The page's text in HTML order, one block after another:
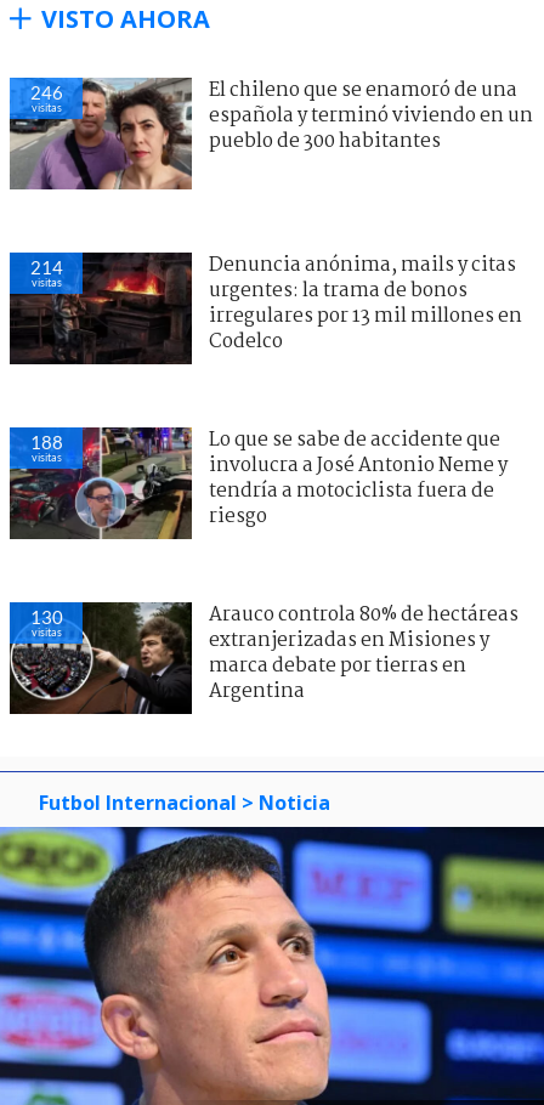
VISTO AHORA
246
visitas
El chileno que se enamoró de una
española y terminó viviendo en un
pueblo de 300 habitantes
214
visitas
Denuncia anónima, mails y citas
urgentes: la trama de bonos
irregulares por 13 mil millones en
Codelco
188
visitas
Lo que se sabe de accidente que
involucra a José Antonio Neme y
tendría a motociclista fuera de
riesgo
130
visitas
Arauco controla 80% de hectáreas
extranjerizadas en Misiones y
marca debate por tierras en
Argentina
Futbol Internacional > Noticia